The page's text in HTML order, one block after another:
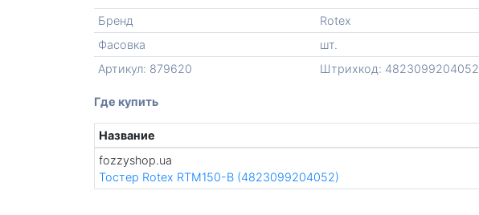
Бренд
Rotex
Фасовка
шт.
Артикул: 879620
Штрихкод: 4823099204052
Где купить
Название
fozzyshop.ua
Тостер Rotex RTM150-B (4823099204052)